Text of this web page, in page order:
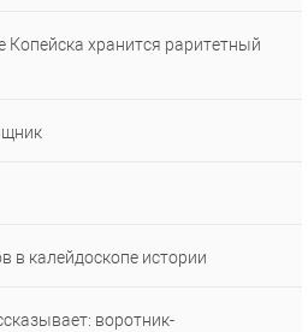
Копейска хранится раритетный
в калейдоскопе истории
воротник-